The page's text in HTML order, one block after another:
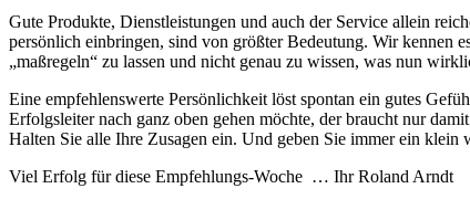
Gute Produkte, Dienstleistungen und auch der Service allein
persönlich einbringen, sind von größter Bedeutung. Wir kennen
„maßregeln“ zu lassen und nicht genau zu wissen, was nun
Eine empfehlenswerte Persönlichkeit löst spontan ein gutes
Erfolgsleiter nach ganz oben gehen möchte, der braucht nur
Halten Sie alle Ihre Zusagen ein. Und geben Sie immer ein
Viel Erfolg für diese Empfehlungs-Woche … Ihr Roland Arndt